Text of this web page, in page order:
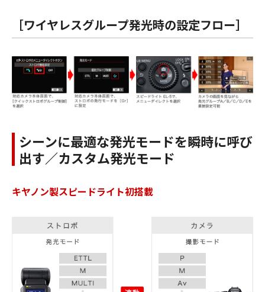
［ワイヤレスグループ発光時の設定フロー］
シーンに最適な発光モードを瞬時に呼び
出す／カスタム発光モード
キヤノン製スピードライト初搭載